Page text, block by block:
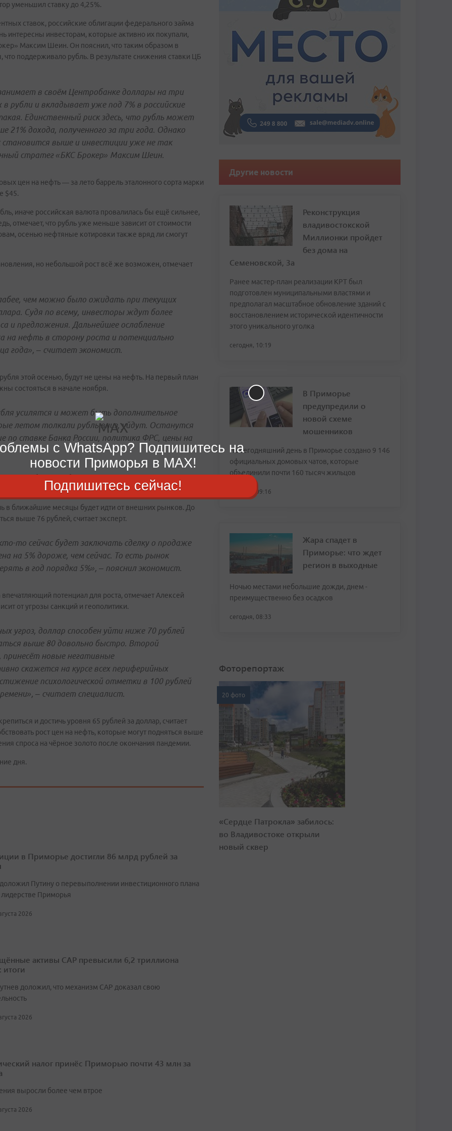
уменьшил ставку до 4,25%.
ставок, российские облигации федерального займа
инвесторам, которые активно их покупали,
Максим Шеин. Он пояснил, что таким образом в
поддерживало рубль. В результате снижения ставки ЦБ
в своём Центробанке доллары на три
рубли и вкладывает уже под 7% в российские
Единственный риск здесь, что рубль может
21% дохода, полученного за три года. Однако
выше и инвестиции уже не так
стратег «БКС Брокер» Максим Шеин.
цен на нефть — за лето баррель эталонного сорта марки
$45.
иначе российская валюта провалилась бы ещё сильнее,
отмечает, что рубль уже меньше зависит от стоимости
осенью нефтяные котировки также вряд ли смогут
но небольшой рост всё же возможен, отмечает
чем можно было ожидать при текущих
Судя по всему, инвесторы ждут более
и предложения. Дальнейшее ослабление
на нефть в сторону роста и потенциально
года», – считает экономист.
этой осенью, будут не цены на нефть. На первый план
состояться в начале ноября.
усилятся и может быть дополнительное
летом толкали рубль вниз, уйдут. Останутся
ставке Банка России, политика ФРС, цены на
геополитического фона.
в ближайшие месяцы будет идти от внешних рынков. До
выше 76 рублей, считает эксперт.
то сейчас будет заключать сделку о продаже
на 5% дороже, чем сейчас. То есть рынок
в год порядка 5%», – пояснил экономист.
потенциал для роста, отмечает Алексей
от угрозы санкций и геополитики.
угроз, доллар способен уйти ниже 70 рублей
выше 80 довольно быстро. Второй
принесёт новые негативные
скажется на курсе всех периферийных
психологической отметки в 100 рублей
– считает специалист.
и достичь уровня 65 рублей за доллар, считает
рост цен на нефть, которые могут подняться выше
спроса на чёрное золото после окончания пандемии.
дня.
в Приморье достигли 86 млрд рублей за
Путину о перевыполнении инвестиционного плана
Приморья
2026
активы САР превысили 6,2 триллиона
итоги
доложил, что механизм САР доказал свою
2026
налог принёс Приморью почти 43 млн за
выросли более чем втрое
2026
Другие новости
Реконструкция
владивостокской
Миллионки пройдет
без дома на
Семеновской, 3а
Ранее мастер-план реализации КРТ был
подготовлен муниципальными властями и
предполагал масштабное обновление зданий с
восстановлением исторической идентичности
этого уникального уголка
сегодня, 10:19
В Приморье
предупредили о
новой схеме
мошенников
На сегодняшний день в Приморье создано 9 146
официальных домовых чатов, которые
объединили почти 160 тысяч жильцов
сегодня, 09:16
Жара спадет в
Приморье: что ждет
регион в выходные
Ночью местами небольшие дожди, днем -
преимущественно без осадков
сегодня, 08:33
Фоторепортаж
20 фото
«Сердце Патрокла» забилось:
во Владивостоке открыли
новый сквер
с WhatsApp? Подпишитесь на
новости Приморья в MAX!
Подпишитесь сейчас!